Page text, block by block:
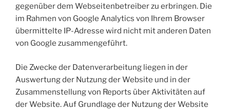
gegenüber dem Webseitenbetreiber zu erbringen. Die
im Rahmen von Google Analytics von Ihrem Browser
übermittelte IP-Adresse wird nicht mit anderen Daten
von Google zusammengeführt.
Die Zwecke der Datenverarbeitung liegen in der
Auswertung der Nutzung der Website und in der
Zusammenstellung von Reports über Aktivitäten auf
der Website. Auf Grundlage der Nutzung der Website